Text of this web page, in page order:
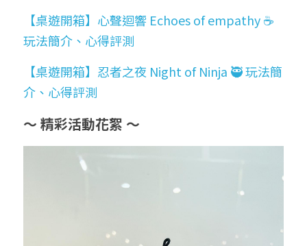
【桌遊開箱】心聲迴響 Echoes of empathy ☕
玩法簡介、心得評測
【桌遊開箱】忍者之夜 Night of Ninja 🥷 玩法簡
介、心得評測
～ 精彩活動花絮 ～